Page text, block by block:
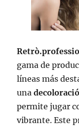
gama de
líneas más
una
permite jugar
vibrante. Este